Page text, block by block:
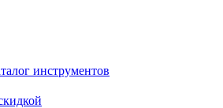
инструментов